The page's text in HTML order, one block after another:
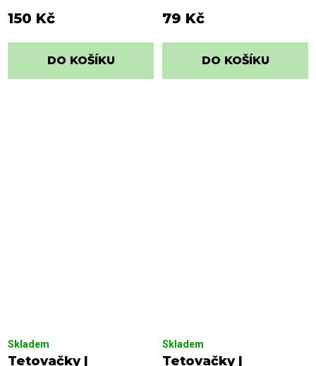
150 Kč
DO KOŠÍKU
79 Kč
DO KOŠÍKU
Tetovačky |
Skladem
Tetovačky |
Skladem